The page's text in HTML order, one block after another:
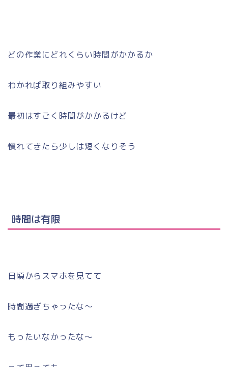
どの作業にどれくらい時間がかかるか
わかれば取り組みやすい
最初はすごく時間がかかるけど
慣れてきたら少しは短くなりそう
時間は有限
日頃からスマホを見てて
時間過ぎちゃったな〜
もったいなかったな〜